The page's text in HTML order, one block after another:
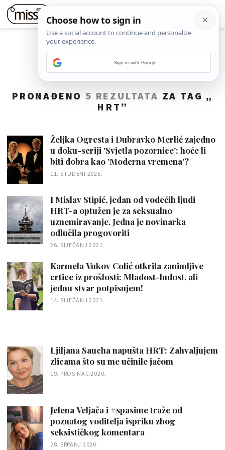
PRONAĐENO 5 REZULTATA ZA TAG „
HRT ”
Željka Ogresta i Dubravko Merlić zajedno
u doku-seriji 'Svjetla pozornice': hoće li
biti dobra kao 'Moderna vremena'?
11. STUDENI 2025.
I Mislav Stipić, jedan od vodećih ljudi
HRT-a optužen je za seksualno
uznemiravanje. Jedna je novinarka
odlučila progovoriti
26. SIJEČANJ 2021.
Karmela Vukov Colić otkrila zanimljive
crtice iz prošlosti: Mladost-ludost, ali
jednu stvar potpisujem!
14. SIJEČANJ 2021.
Ljiljana Saucha napušta HRT: Zahvaljujem
zlicama što su me učinile jačom
19. PROSINAC 2020.
Jelena Veljača i #spasime traže od
poznatog voditelja ispriku zbog
seksističkog komentara
28. SRPANJ 2020.
Sign in with Google